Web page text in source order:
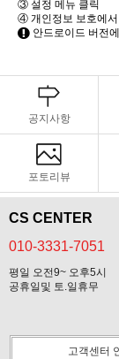
③ 설정 메뉴 클릭
④ 개인정보 보호에서
안드로이드 버전
공지사항
포토리뷰
CS CENTER
010-3331-7051
평일 오전9~ 오후5시
공휴일및 토.일휴무
고객센터